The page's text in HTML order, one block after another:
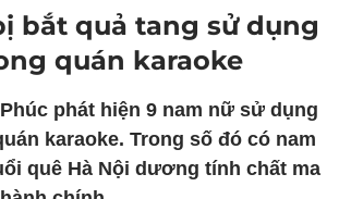
bắt quả tang sử dụng
quán karaoke
phát hiện 9 nam nữ sử dụng
karaoke. Trong số đó có nam
quê Hà Nội dương tính chất ma